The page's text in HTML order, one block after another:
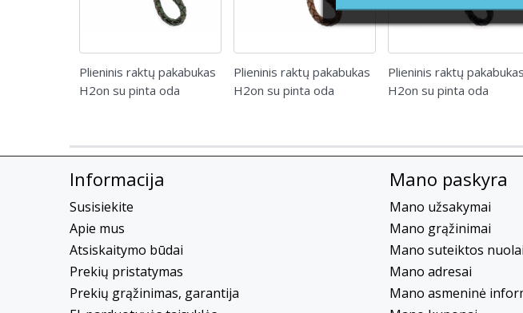
Plieninis raktų pakabukas
H2on su pinta oda
Plieninis raktų pakabukas
H2on su pinta oda
Plieninis raktų pakabukas
H2on su pinta oda
Informacija
Susisiekite
Apie mus
Atsiskaitymo būdai
Prekių pristatymas
Prekių grąžinimas, garantija
Mano paskyra
Mano užsakymai
Mano grąžinimai
Mano suteiktos
Mano adresai
Mano asmeninė